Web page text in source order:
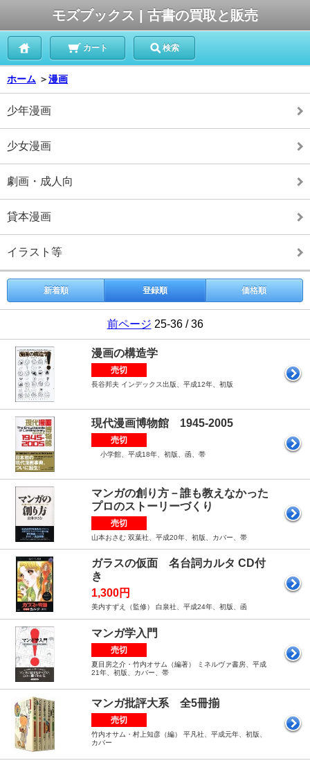
モズブックス | 古書の買取と販売
カート 検索
ホーム ＞漫画
少年漫画
少女漫画
劇画・成人向
貸本漫画
イラスト等
新着順 登録順 価格順
前ページ 25-36 / 36
漫画の構造学
売切
長谷邦夫 インデックス出版、平成12年、初版
現代漫画博物館 1945-2005
売切
小学館、平成18年、初版、函、帯
マンガの創り方－誰も教えなかった
プロのストーリーづくり
売切
山本おさむ 双葉社、平成20年、初版、カバー、帯
ガラスの仮面 名台詞カルタ CD付
き
1,300円
美内すずえ（監修） 白泉社、平成24年、初版、函
マンガ学入門
売切
夏目房之介・竹内オサム（編著） ミネルヴァ書房、平成
21年、初版、カバー、帯
マンガ批評大系 全5冊揃
売切
竹内オサム・村上知彦（編） 平凡社、平成元年、初版、
カバー